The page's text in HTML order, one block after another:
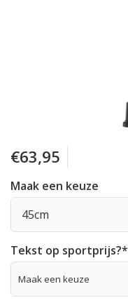
€63,95
Maak een keuze
45cm
Tekst op sportprijs?*